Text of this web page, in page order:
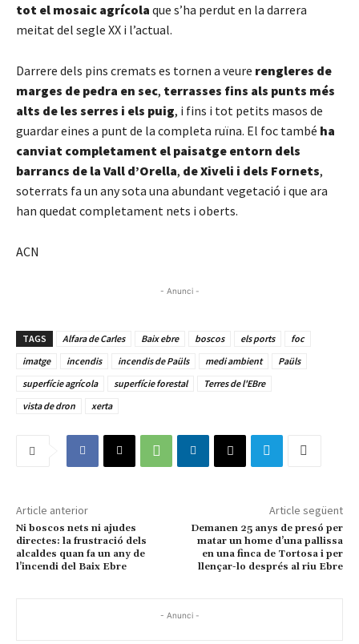
tot el mosaic agrícola que s’ha perdut en la darrera
meitat del segle XX i l’actual.
Darrere dels pins cremats es tornen a veure rengleres de
marges de pedra en sec, terrasses fins als punts més
alts de les serres i els puig, i fins i tot petits masos de
guardar eines a punt de la completa ruïna. El foc també ha
canviat completament el paisatge entorn dels
barrancs de la Vall d’Orella, de Xiveli i dels Fornets,
soterrats fa un any sota una abundant vegetació i que ara
han quedat completament nets i oberts.
ACN
- Anunci -
TAGS Alfara de Carles Baix ebre boscos els ports
foc
imatge
incendis incendis de Paüls medi ambient
Paüls
superfície agrícola
superfície forestal
Terres de l'EBre
vista de dron
xerta
Article anterior
Ni boscos nets ni ajudes
directes: la frustració dels
alcaldes quan fa un any de
l’incendi del Baix Ebre
Article següent
Demanen 25 anys de presó per
matar un home d’una pallissa
en una finca de Tortosa i per
llençar-lo després al riu Ebre
- Anunci -